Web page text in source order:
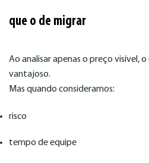
que o de migrar
Ao analisar apenas o preço visível,
vantajoso.
Mas quando consideramos:
risco
tempo de equipe